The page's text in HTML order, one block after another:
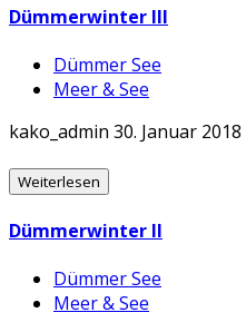
Dümmerwinter III
Dümmer See
Meer & See
kako_admin 30. Januar 2018
Weiterlesen
Dümmerwinter II
Dümmer See
Meer & See